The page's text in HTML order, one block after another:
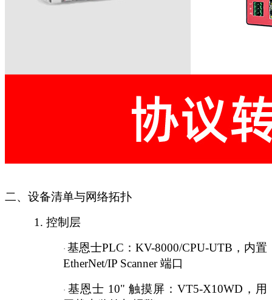
二、设备清单与网络拓扑
1. 控制层
· 基恩士PLC：KV-8000/CPU-UTB，内置
EtherNet/IP Scanner 端口
· 基恩士 10" 触摸屏：VT5-X10WD，用